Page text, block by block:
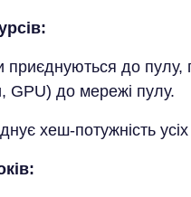
приєднуються до пулу,
GPU) до мережі пулу.
хеш-потужність усіх